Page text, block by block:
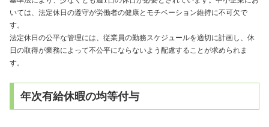
いては、法定休日の遵守が労働者の健康とモチベーション維持に不可欠で
す。
法定休日の公平な管理には、従業員の勤務スケジュールを適切に計画し、休
日の取得が業務によって不公平にならないよう配慮することが求められま
す。
年次有給休暇の均等付与